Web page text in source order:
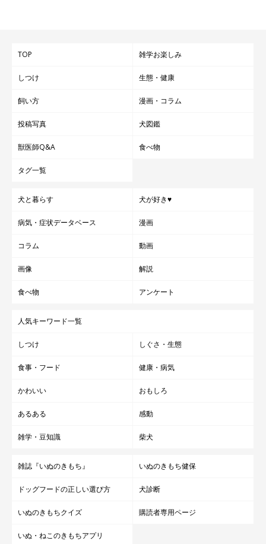
TOP 雑学お楽しみ
しつけ 生態・健康
飼い方 漫画・コラム
投稿写真 犬図鑑
獣医師Q&A 食べ物
タグ一覧
犬と暮らす 犬が好き♥
病気・症状データベース 漫画
コラム 動画
画像 解説
食べ物 アンケート
人気キーワード一覧
しつけ しぐさ・生態
食事・フード 健康・病気
かわいい おもしろ
あるある 感動
雑学・豆知識 柴犬
雑誌『いぬのきもち』 いぬのきもち健保
ドッグフードの正しい選び方 犬診断
いぬのきもちクイズ 購読者専用ページ
いぬ・ねこのきもちアプリ